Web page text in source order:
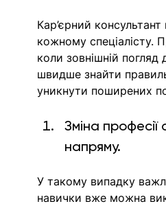
Кар’єрний консультант
кожному спеціалісту.
коли зовнішній погляд
швидше знайти
уникнути поширених
Зміна
напряму.
У такому випадку
навички вже можна